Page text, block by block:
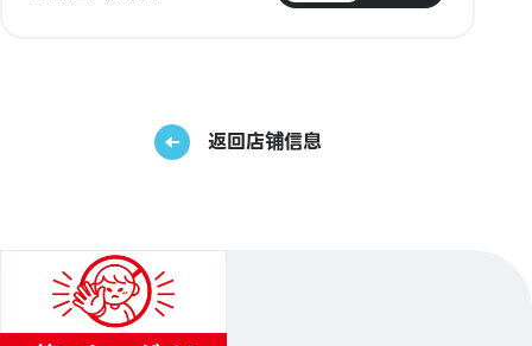
返回店铺信息